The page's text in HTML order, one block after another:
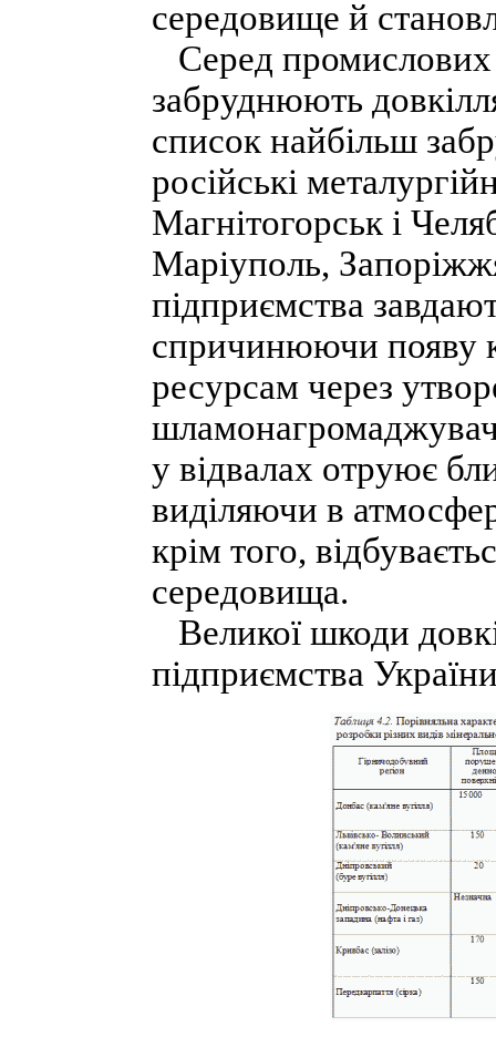
середовище й
Серед промислових
забруднюють
список найбільш
російські
Магнітогорськ і
Маріуполь,
підприємства
спричинюючи появу
ресурсам через
у відвалах отруює
виділяючи в
крім того,
середовища.
Великої шкоди
підприємства